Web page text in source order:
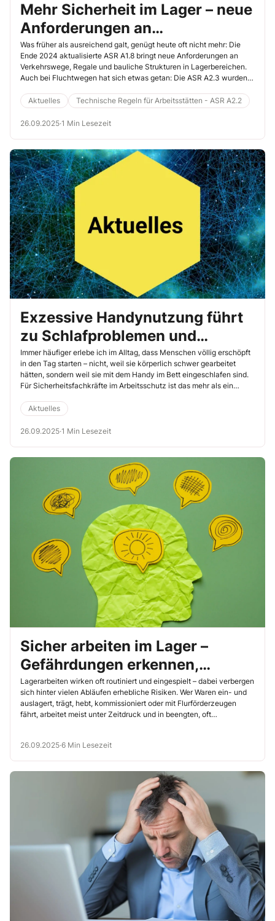
Mehr Sicherheit im Lager – neue
Anforderungen an
Verkehrswege und
Regalsysteme
Was früher als ausreichend galt, genügt heute oft nicht mehr: Die
Ende 2024 aktualisierte ASR A1.8 bringt neue Anforderungen an
Verkehrswege, Regale und bauliche Strukturen in Lagerbereichen.
Auch bei Fluchtwegen hat sich etwas getan: Die ASR A2.3 wurden
mit beengten Lagerzonen, Mischverkehr oder unzureichender
Sicherheitskennzeichnung.
Aktuelles Technische Regeln für Arbeitsstätten - ASR A2.2
26.09.2025·1 Min Lesezeit
Exzessive Handynutzung führt
zu Schlafproblemen und
erhöhter Unfallgefahr!
Immer häufiger erlebe ich im Alltag, dass Menschen völlig erschöpft
in den Tag starten – nicht, weil sie körperlich schwer gearbeitet
hätten, sondern weil sie mit dem Handy im Bett eingeschlafen sind.
Für Sicherheitsfachkräfte im Arbeitsschutz ist das mehr als ein
langfristige Gesundheitsschäden. Doch wie sieht die Lösung aus?
Aktuelles
26.09.2025·1 Min Lesezeit
Sicher arbeiten im Lager –
Gefährdungen erkennen,
Maßnahmen umsetzen
Lagerarbeiten wirken oft routiniert und eingespielt – dabei verbergen
sich hinter vielen Abläufen erhebliche Risiken. Wer Waren ein- und
auslagert, trägt, hebt, kommissioniert oder mit Flurförderzeugen
fährt, arbeitet meist unter Zeitdruck und in beengten, oft
Schutzmaßnahmen umsetzen, gerade auch im Hinblick auf
ergonomische Belastungen.
26.09.2025·6 Min Lesezeit